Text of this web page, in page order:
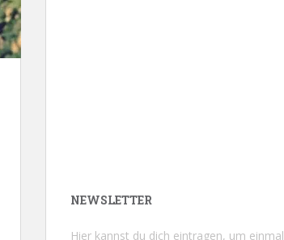
NEWSLETTER
Hier kannst du dich eintragen, um einmal